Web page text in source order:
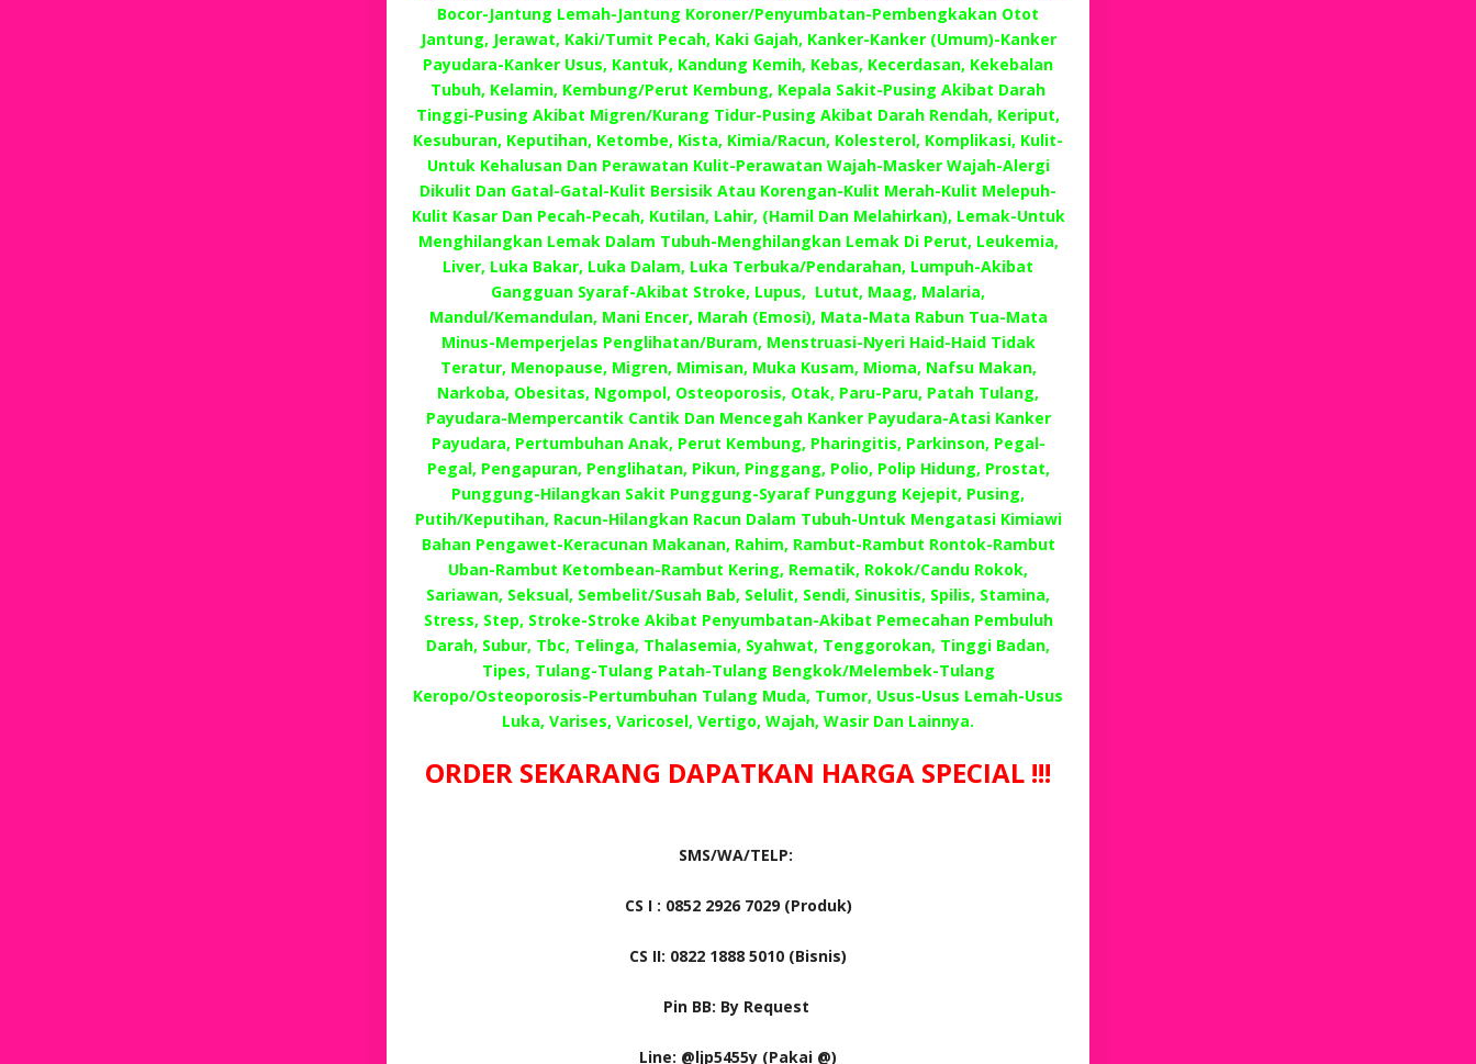
Bocor-Jantung Lemah-Jantung Koroner/Penyumbatan-Pembengkakan Otot
Jantung, Jerawat, Kaki/Tumit Pecah, Kaki Gajah, Kanker-Kanker (Umum)-Kanker
Payudara-Kanker Usus, Kantuk, Kandung Kemih, Kebas, Kecerdasan, Kekebalan
Tubuh, Kelamin, Kembung/Perut Kembung, Kepala Sakit-Pusing Akibat Darah
Tinggi-Pusing Akibat Migren/Kurang Tidur-Pusing Akibat Darah Rendah, Keriput,
Kesuburan, Keputihan, Ketombe, Kista, Kimia/Racun, Kolesterol, Komplikasi, Kulit-
Untuk Kehalusan Dan Perawatan Kulit-Perawatan Wajah-Masker Wajah-Alergi
Dikulit Dan Gatal-Gatal-Kulit Bersisik Atau Korengan-Kulit Merah-Kulit Melepuh-
Kulit Kasar Dan Pecah-Pecah, Kutilan, Lahir, (Hamil Dan Melahirkan), Lemak-Untuk
Menghilangkan Lemak Dalam Tubuh-Menghilangkan Lemak Di Perut, Leukemia,
Liver, Luka Bakar, Luka Dalam, Luka Terbuka/Pendarahan, Lumpuh-Akibat
Gangguan Syaraf-Akibat Stroke, Lupus, Lutut, Maag, Malaria,
Mandul/Kemandulan, Mani Encer, Marah (Emosi), Mata-Mata Rabun Tua-Mata
Minus-Memperjelas Penglihatan/Buram, Menstruasi-Nyeri Haid-Haid Tidak
Teratur, Menopause, Migren, Mimisan, Muka Kusam, Mioma, Nafsu Makan,
Narkoba, Obesitas, Ngompol, Osteoporosis, Otak, Paru-Paru, Patah Tulang,
Payudara-Mempercantik Cantik Dan Mencegah Kanker Payudara-Atasi Kanker
Payudara, Pertumbuhan Anak, Perut Kembung, Pharingitis, Parkinson, Pegal-
Pegal, Pengapuran, Penglihatan, Pikun, Pinggang, Polio, Polip Hidung, Prostat,
Punggung-Hilangkan Sakit Punggung-Syaraf Punggung Kejepit, Pusing,
Putih/Keputihan, Racun-Hilangkan Racun Dalam Tubuh-Untuk Mengatasi Kimiawi
Bahan Pengawet-Keracunan Makanan, Rahim, Rambut-Rambut Rontok-Rambut
Uban-Rambut Ketombean-Rambut Kering, Rematik, Rokok/Candu Rokok,
Sariawan, Seksual, Sembelit/Susah Bab, Selulit, Sendi, Sinusitis, Spilis, Stamina,
Stress, Step, Stroke-Stroke Akibat Penyumbatan-Akibat Pemecahan Pembuluh
Darah, Subur, Tbc, Telinga, Thalasemia, Syahwat, Tenggorokan, Tinggi Badan,
Tipes, Tulang-Tulang Patah-Tulang Bengkok/Melembek-Tulang
Keropo/Osteoporosis-Pertumbuhan Tulang Muda, Tumor, Usus-Usus Lemah-Usus
Luka, Varises, Varicosel, Vertigo, Wajah, Wasir Dan Lainnya.
ORDER SEKARANG DAPATKAN HARGA SPECIAL !!!
SMS/WA/TELP:
CS I : 0852 2926 7029 (Produk)
CS II: 0822 1888 5010 (Bisnis)
Pin BB: By Request
Line: @ljp5455y (Pakai @)